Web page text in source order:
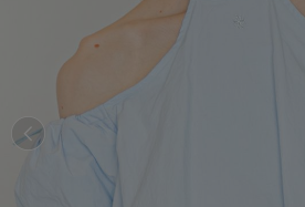
ームウェア (535)
Y
アシーム